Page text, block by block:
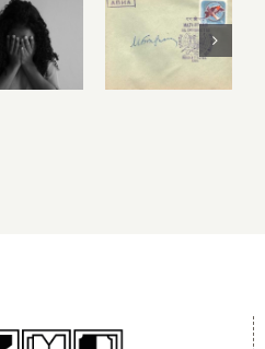
DA
A DAMA
DO
CACHORRINHO